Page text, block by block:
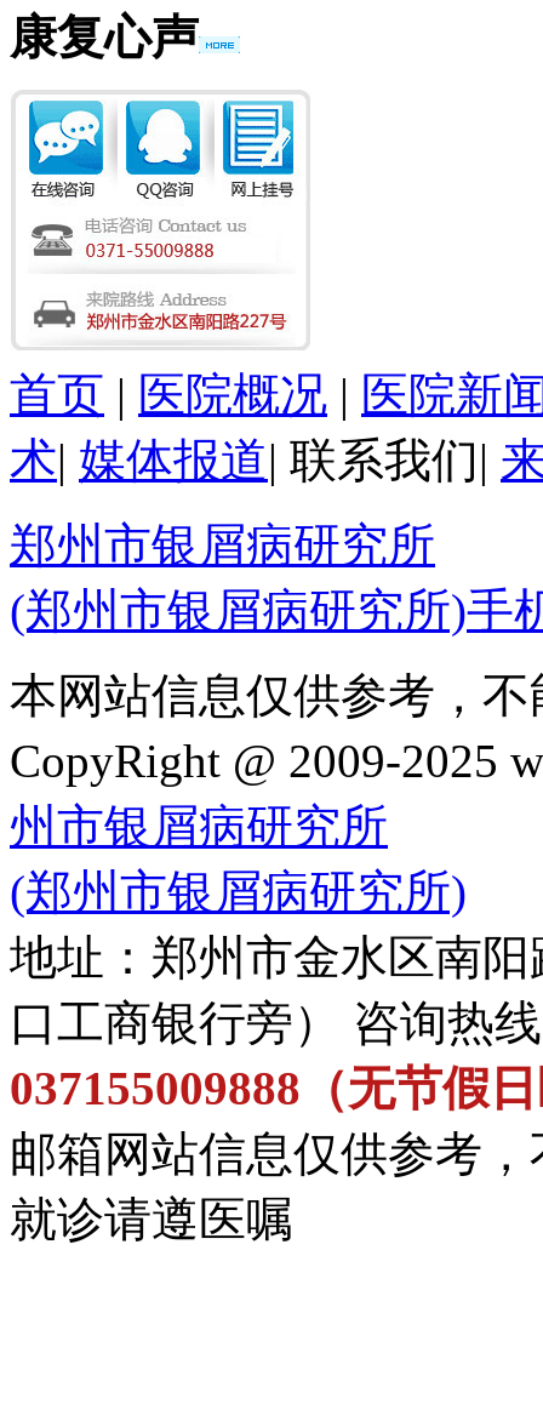
康复心声
首页 | 医院概况 | 医院新
术| 媒体报道| 联系我们|
郑州市银屑病研究所
(郑州市银屑病研究所)手
本网站信息仅供参考，
CopyRight @ 2009-2025
州市银屑病研究所
(郑州市银屑病研究所)
地址：郑州市金水区南
口工商银行旁） 咨询热
037155009888（无节假
邮箱网站信息仅供参考
就诊请遵医嘱